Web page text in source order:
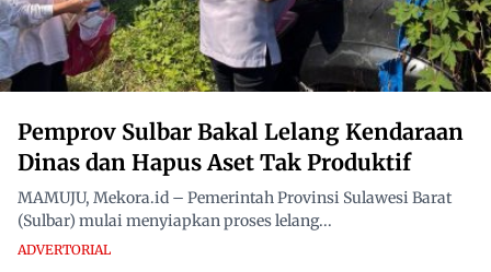
Pemprov Sulbar Bakal Lelang Kendaraan
Dinas dan Hapus Aset Tak Produktif
MAMUJU, Mekora.id – Pemerintah Provinsi Sulawesi Barat
(Sulbar) mulai menyiapkan proses lelang...
ADVERTORIAL